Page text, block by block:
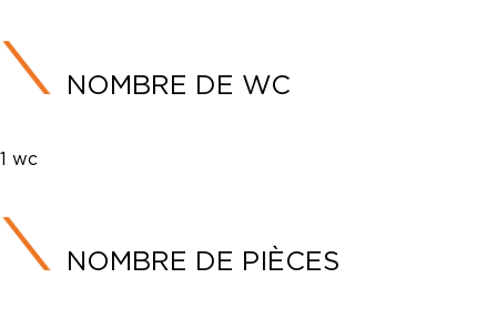
NOMBRE DE WC
1 wc
NOMBRE DE PIÈCES